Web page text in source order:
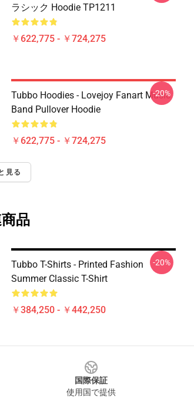
ラシック Hoodie TP1211
￥622,775 - ￥724,275
Tubbo Hoodies - Lovejoy Fanart Music
Band Pullover Hoodie
￥622,775 - ￥724,275
-20%
見る
品
Tubbo T-Shirts - Printed Fashion
Summer Classic T-Shirt
￥384,250 - ￥442,250
-20%
国際保証
使用国で提供